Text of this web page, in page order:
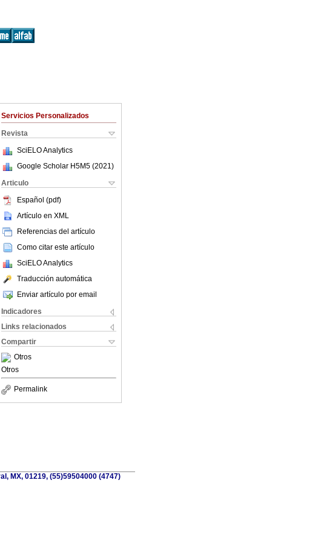
Servicios Personalizados
Revista
SciELO Analytics
Google Scholar H5M5 (2021 )
Articulo
Español (pdf)
Artículo en XML
Referencias del artículo
Como citar este artículo
SciELO Analytics
Traducción automática
Enviar artículo por email
Indicadores
Links relacionados
Compartir
Otros
Otros
Permalink
MX, 01219, (55)59504000 (4747)